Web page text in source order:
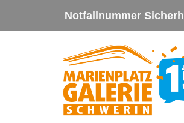
Zum
Notfallnummer